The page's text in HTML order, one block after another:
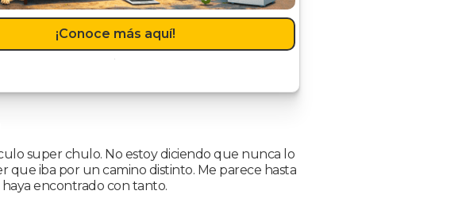
¡Conoce más aquí!
super chulo. No estoy diciendo que nunca lo
que iba por un camino distinto. Me parece hasta
encontrado con tanto.